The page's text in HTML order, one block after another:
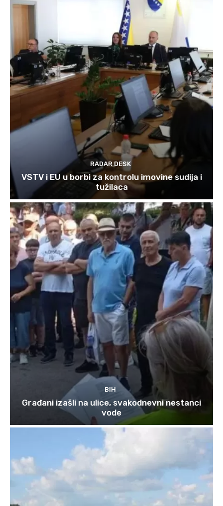
RADAR DESK
VSTV i EU u borbi za kontrolu imovine sudija i
tužilaca
BIH
Građani izašli na ulice, svakodnevni nestanci
vode